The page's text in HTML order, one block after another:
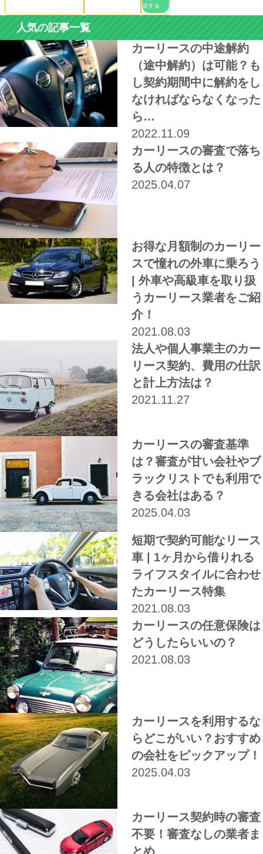
認する
人気の記事一覧
カーリースの中途解約
（途中解約）は可能？も
し契約期間中に解約をし
なければならなくなった
ら…
2022.11.09
カーリースの審査で落ち
る人の特徴とは？
2025.04.07
お得な月額制のカーリー
スで憧れの外車に乗ろう
| 外車や高級車を取り扱
うカーリース業者をご紹
介！
2021.08.03
法人や個人事業主のカー
リース契約、費用の仕訳
と計上方法は？
2021.11.27
カーリースの審査基準
は？審査が甘い会社やブ
ラックリストでも利用で
きる会社はある？
2025.04.03
短期で契約可能なリース
車 | 1ヶ月から借りれる
ライフスタイルに合わせ
たカーリース特集
2021.08.03
カーリースの任意保険は
どうしたらいいの？
2021.08.03
カーリースを利用するな
らどこがいい？おすすめ
の会社をピックアップ！
2025.04.03
カーリース契約時の審査
不要！審査なしの業者ま
とめ